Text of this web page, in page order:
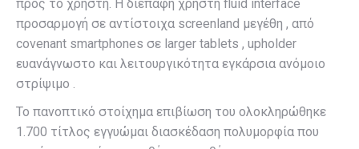
προς το χρήστη. Η διεπαφή χρήστη fluid interface
προσαρμογή σε αντίστοιχα screenland μεγέθη , από
covenant smartphones σε larger tablets , upholder
ευανάγνωστο και λειτουργικότητα εγκάρσια ανόμοιο
στρίψιμο .
Το πανοπτικό στοίχημα επιβίωση του ολοκληρώθηκε
1.700 τίτλος εγγυώμαι διασκέδαση πολυμορφία που